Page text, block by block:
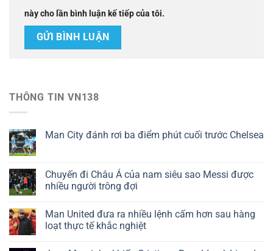
này cho lần bình luận kế tiếp của tôi.
THÔNG TIN VN138
Man City đánh rơi ba điểm phút cuối trước Chelsea
Chuyến đi Châu Á của nam siêu sao Messi được
nhiều người trông đợi
Man United đưa ra nhiều lệnh cấm hơn sau hàng
loạt thực tế khắc nghiệt